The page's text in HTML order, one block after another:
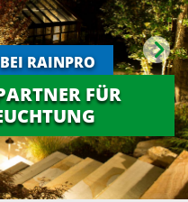
RAINPRO
FÜR